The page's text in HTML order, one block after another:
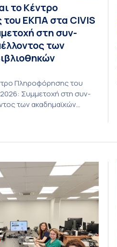
το Κέντρο
ΕΚΠΑ στα CIVIS
στη συν-
των
Πληροφόρησης του
Συμμετοχή στη συν-
των ακαδημαϊκών
Πληροφόρησης (ΒΚΠ) του